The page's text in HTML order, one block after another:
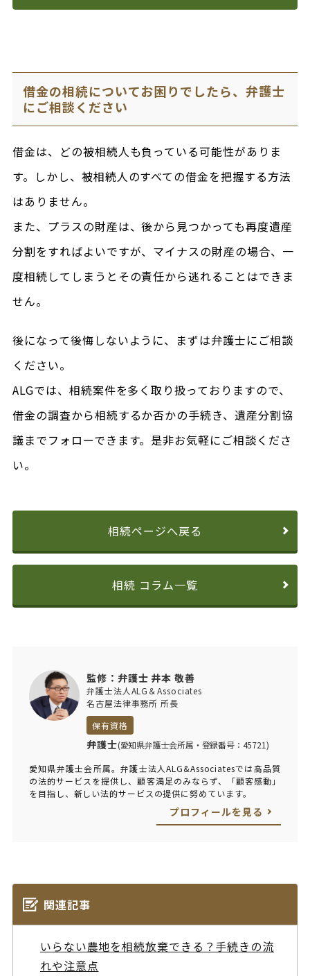
借金の相続についてお困りでしたら、弁護士
にご相談ください
借金は、どの被相続人も負っている可能性がありま
す。しかし、被相続人のすべての借金を把握する方法
はありません。
また、プラスの財産は、後から見つかっても再度遺産
分割をすればよいですが、マイナスの財産の場合、一
度相続してしまうとその責任から逃れることはできま
せん。
後になって後悔しないように、まずは弁護士にご相談
ください。
ALGでは、相続案件を多く取り扱っておりますので、
借金の調査から相続するか否かの手続き、遺産分割協
議までフォローできます。是非お気軽にご相談くださ
い。
相続ページへ戻る
相続 コラム一覧
監修：弁護士 井本 敬善
弁護士法人ALG＆Associates
名古屋法律事務所 所長
保有資格
弁護士(愛知県弁護士会所属・登録番号：45721)
愛知県弁護士会所属。弁護士法人ALG&Associatesでは高品質
の法的サービスを提供し、顧客満足のみならず、「顧客感動」
を目指し、新しい法的サービスの提供に努めています。
プロフィールを見る
関連記事
いらない農地を相続放棄できる？手続きの流
れや注意点